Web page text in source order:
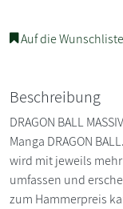
Auf die Wunschliste
Beschreibung
DRAGON BALL
Manga DRAGON
wird mit jeweils
umfassen und
zum Hammerpreis